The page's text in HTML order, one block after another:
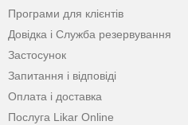
Програми для клієнтів
Довідка і Служба резервування
Застосунок
Запитання і відповіді
Оплата і доставка
Послуга Likar Online